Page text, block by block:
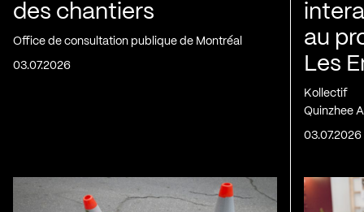
des chantiers
Office de consultation publique de Montréal
03.07.2026
au
Les
Kollectif
Quinzhee
03.07.2026